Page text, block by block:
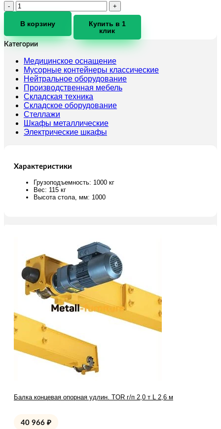
Количество
товара
Подъемный
SPA
1000
В корзину
Купить в 1
клик
Категории
Медицинское оснащение
Мусорные контейнеры классические
Нейтральное оборудование
Производственная мебель
Складская техника
Складское оборудование
Стеллажи
Шкафы металлические
Электрические шкафы
Характеристики
Грузоподъемность: 1000 кг
Вес: 115 кг
Высота стола, мм: 1000
Балка концевая опорная удлин. TOR г/п 2,0 т L 2,6 м
40 966 ₽